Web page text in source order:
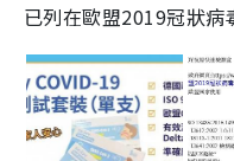
已列在歐盟2019冠狀病